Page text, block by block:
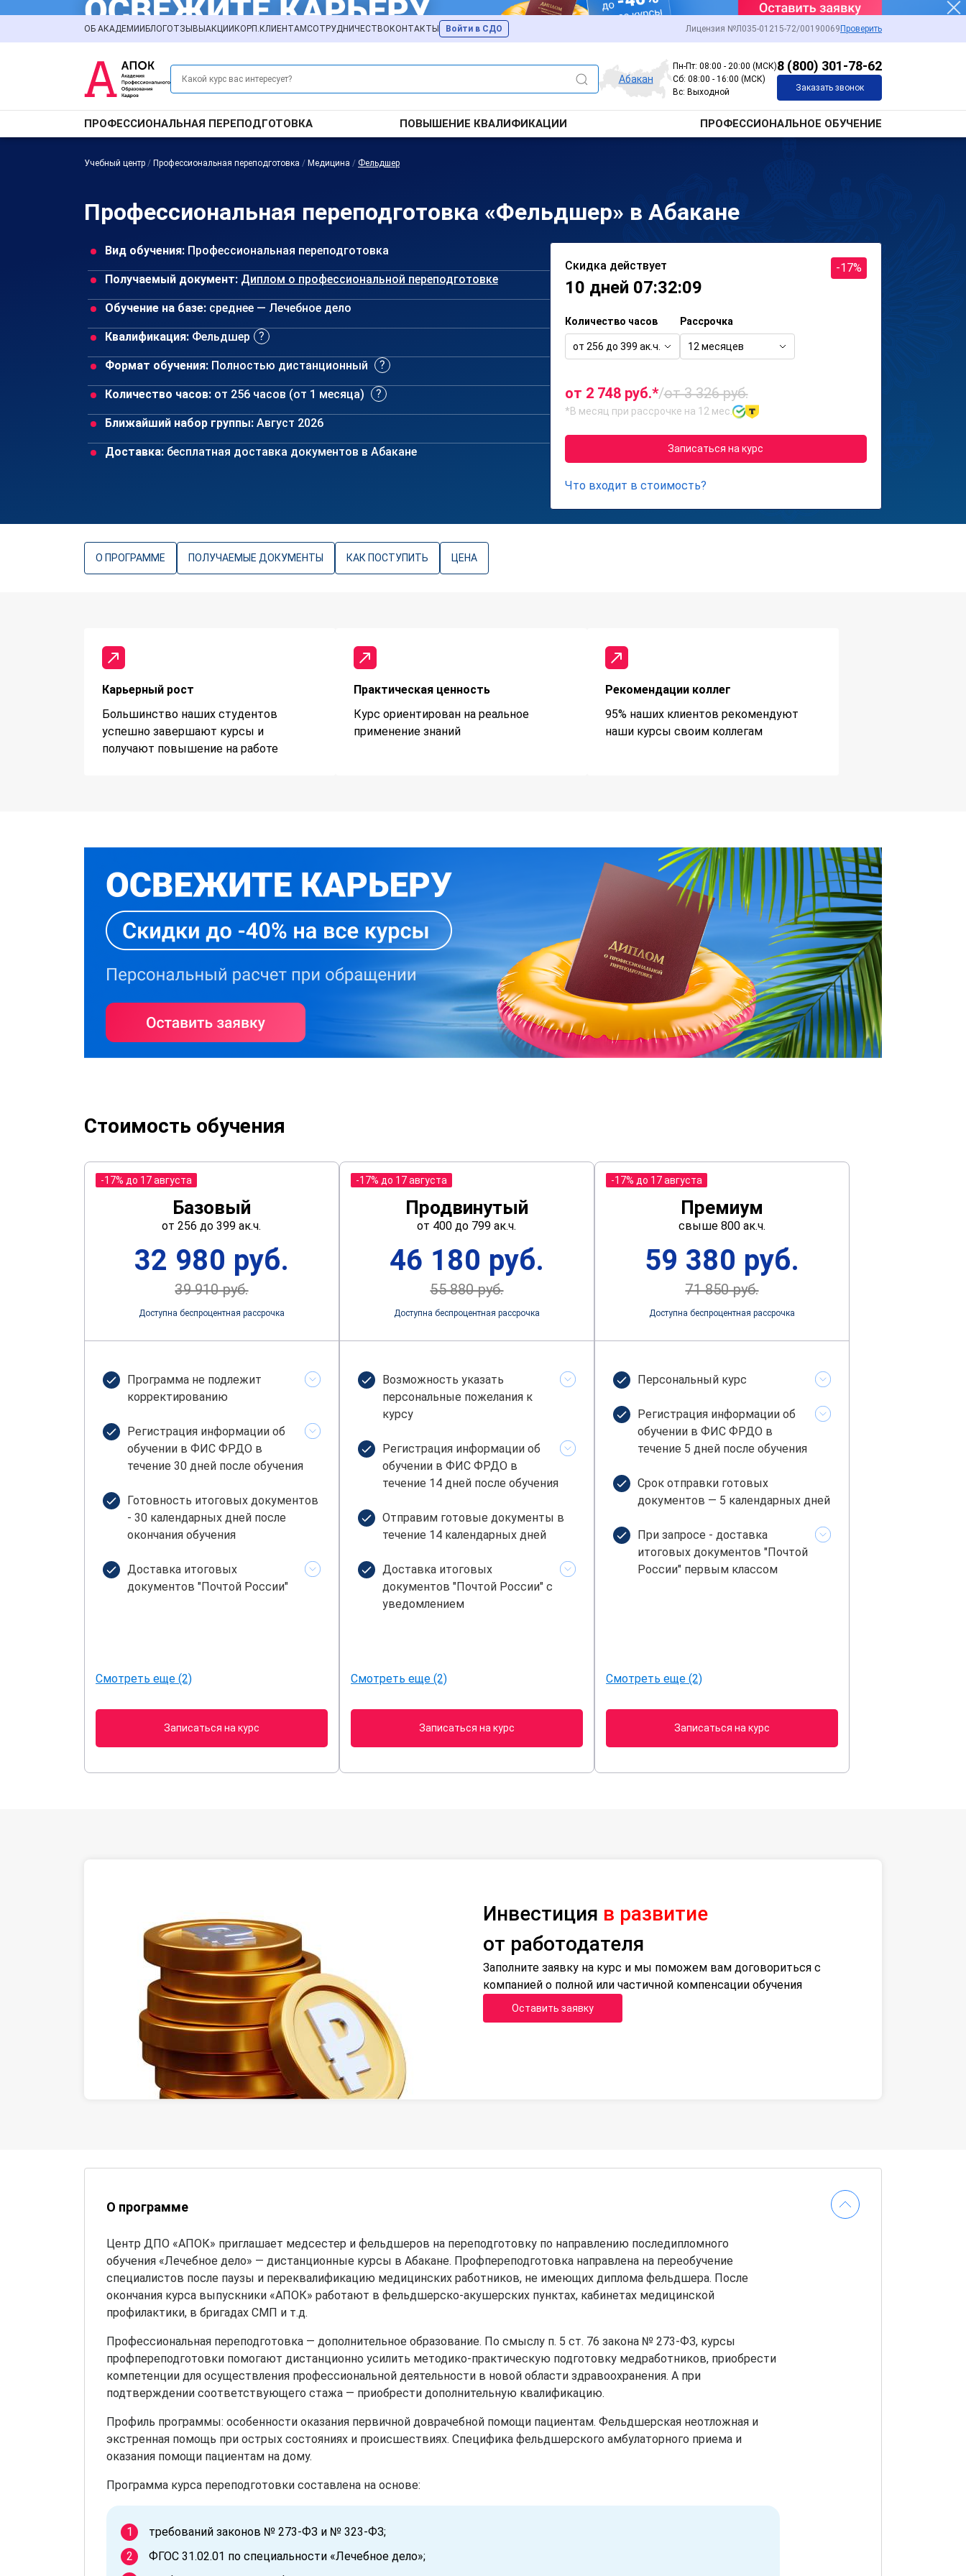
ОБ АКАДЕМИИ БЛОГОТЗЫВЫ АКЦИИ КОРП.КЛИЕНТАМСОТРУДНИЧЕСТВО КОНТАКТЫ Войти в СДО Лицензия №Л035-01215-72/00190069 Проверить
Абакан
Пн-Пт: 08:00 - 20:00 (МСК)
Сб: 08:00 - 16:00 (МСК)
Вс: Выходной
8 (800) 301-78-62
Заказать звонок
ПРОФЕССИОНАЛЬНАЯ ПЕРЕПОДГОТОВКА ПОВЫШЕНИЕ КВАЛИФИКАЦИИ ПРОФЕССИОНАЛЬНОЕ ОБУЧЕНИЕ
Учебный центр / Профессиональная переподготовка / Медицина / Фельдшер
Профессиональная переподготовка «Фельдшер» в Абакане
Вид обучения: Профессиональная переподготовка
Получаемый документ: Диплом о профессиональной переподготовке
Обучение на базе: среднее — Лечебное дело
Квалификация: Фельдшер
Формат обучения: Полностью дистанционный
Количество часов: от 256 часов (от 1 месяца)
Ближайший набор группы: Август 2026
Доставка: бесплатная доставка документов в Абакане
Скидка действует
10 дней 07:32:09
-17%
Количество часов
от 256 до 399 ак.ч.
Рассрочка
12 месяцев
от 2 748 руб.*/от 3 326 руб.
*В месяц при рассрочке на 12 мес.
Записаться на курс
Что входит в стоимость?
О ПРОГРАММЕ ПОЛУЧАЕМЫЕ ДОКУМЕНТЫ КАК ПОСТУПИТЬ ЦЕНА
Карьерный рост
Большинство наших студентов
успешно завершают курсы и
получают повышение на работе
Практическая ценность
Курс ориентирован на реальное
применение знаний
Рекомендации коллег
95% наших клиентов рекомендуют
наши курсы своим коллегам
Стоимость обучения
-17% до 17 августа
Базовый
от 256 до 399 ак.ч.
32 980 руб.
39 910 руб.
Доступна беспроцентная рассрочка
Программа не подлежит
корректированию
Регистрация информации об
обучении в ФИС ФРДО в
течение 30 дней после обучения
Готовность итоговых документов
- 30 календарных дней после
окончания обучения
Доставка итоговых
документов "Почтой России"
Смотреть еще (2)
Записаться на курс
-17% до 17 августа
Продвинутый
от 400 до 799 ак.ч.
46 180 руб.
55 880 руб.
Доступна беспроцентная рассрочка
Возможность указать
персональные пожелания к
курсу
Регистрация информации об
обучении в ФИС ФРДО в
течение 14 дней после обучения
Отправим готовые документы в
течение 14 календарных дней
Доставка итоговых
документов "Почтой России" с
уведомлением
Смотреть еще (2)
Записаться на курс
-17% до 17 августа
Премиум
свыше 800 ак.ч.
59 380 руб.
71 850 руб.
Доступна беспроцентная рассрочка
Персональный курс
Регистрация информации об
обучении в ФИС ФРДО в
течение 5 дней после обучения
Срок отправки готовых
документов — 5 календарных дней
При запросе - доставка
итоговых документов "Почтой
России" первым классом
Смотреть еще (2)
Записаться на курс
Инвестиция в развитие
от работодателя
Заполните заявку на курс и мы поможем вам договориться с
компанией о полной или частичной компенсации обучения
Оставить заявку
О программе
Центр ДПО «АПОК» приглашает медсестер и фельдшеров на переподготовку по направлению последипломного
обучения «Лечебное дело» — дистанционные курсы в Абакане. Профпереподготовка направлена на переобучение
специалистов после паузы и переквалификацию медицинских работников, не имеющих диплома фельдшера. После
окончания курса выпускники «АПОК» работают в фельдшерско-акушерских пунктах, кабинетах медицинской
профилактики, в бригадах СМП и т.д.
Профессиональная переподготовка — дополнительное образование. По смыслу п. 5 ст. 76 закона № 273-ФЗ, курсы
профпереподготовки помогают дистанционно усилить методико-практическую подготовку медработников, приобрести
компетенции для осуществления профессиональной деятельности в новой области здравоохранения. А при
подтверждении соответствующего стажа — приобрести дополнительную квалификацию.
Профиль программы: особенности оказания первичной доврачебной помощи пациентам. Фельдшерская неотложная и
экстренная помощь при острых состояниях и происшествиях. Специфика фельдшерского амбулаторного приема и
оказания помощи пациентам на дому.
Программа курса переподготовки составлена на основе:
требований законов № 273-ФЗ и № 323-ФЗ;
ФГОС 31.02.01 по специальности «Лечебное дело»;